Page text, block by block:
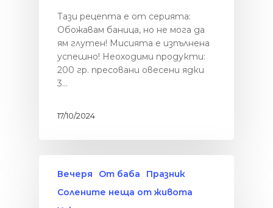
Тази рецепта е от серията:
Обожавам баница, но не мога да
ям глутен! Мисията е изпълнена
успешно! Неоходими продукти:
200 гр. пресовани овесени ядки
3…
17/10/2024
Вечеря От баба
Празник
Солените неща от живота